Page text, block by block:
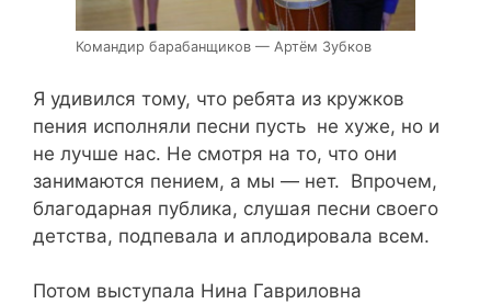
Командир барабанщиков — Артём Зубков
Я удивился тому, что ребята из кружков
пения исполняли песни пусть не хуже, но и
не лучше нас. Не смотря на то, что они
занимаются пением, а мы — нет. Впрочем,
благодарная публика, слушая песни своего
детства, подпевала и аплодировала всем.
Потом выступала Нина Гавриловна